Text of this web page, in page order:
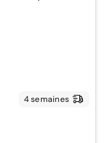
4 semaines